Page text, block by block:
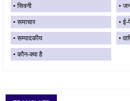
सिवनी
समाचार
ई-
सम्पादकीय
कौन-क्या है